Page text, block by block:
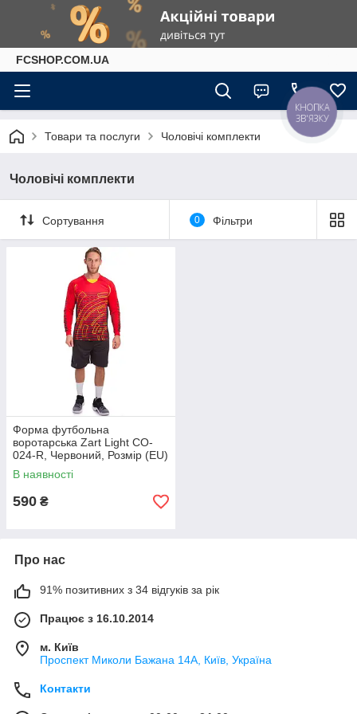
FCSHOP.COM.UA
Товари та послуги Чоловічі комплекти
Чоловічі комплекти
Сортування 0 Фільтри
Форма футбольна
воротарська Zart Light CO-
024-R, Червоний, Розмір (EU)
— XL
В наявності
590 ₴
Про нас
91% позитивних з 34 відгуків за рік
Працює з 16.10.2014
м. Київ
Проспект Миколи Бажана 14А, Київ, Україна
Контакти
КНОПКА
ЗВ'ЯЗКУ